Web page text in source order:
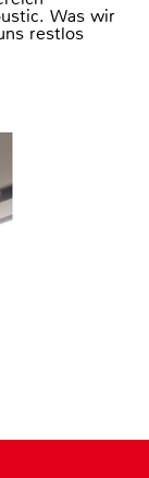
Was wir
restlos